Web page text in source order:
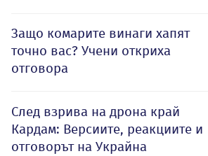
Защо комарите винаги хапят
точно вас? Учени откриха
отговора
След взрива на дрона край
Кардам: Версиите, реакциите и
отговорът на Украйна